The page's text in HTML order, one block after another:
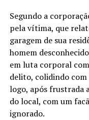
Segundo a
pela vítima, que
garagem de sua
homem
em luta corporal
delito, colidindo com
logo, após frustrada
do local, com um
ignorado.